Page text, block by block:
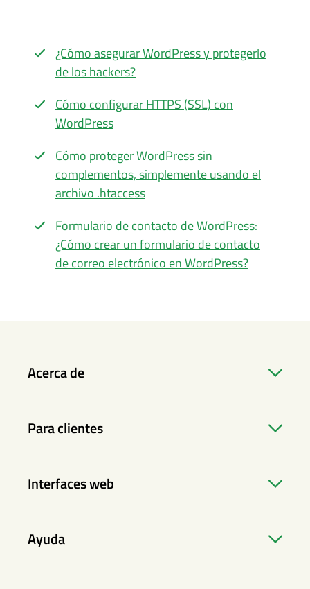
¿Cómo asegurar WordPress y protegerlo
de los hackers?
Cómo configurar HTTPS (SSL) con
WordPress
Cómo proteger WordPress sin
complementos, simplemente usando el
archivo .htaccess
Formulario de contacto de WordPress:
¿Cómo crear un formulario de contacto
de correo electrónico en WordPress?
Acerca de
Para clientes
Interfaces web
Ayuda